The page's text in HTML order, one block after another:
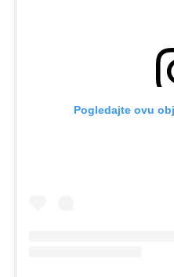
Pogledajte ovu